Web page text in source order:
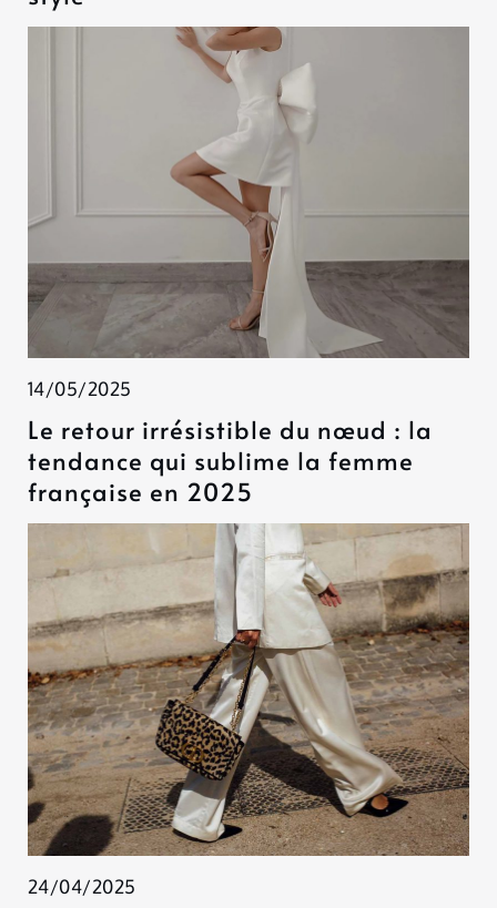
14/05/2025
Le retour irrésistible du nœud : la
tendance qui sublime la femme
française en 2025
24/04/2025